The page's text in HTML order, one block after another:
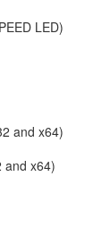
LED)
and x64)
and x64)